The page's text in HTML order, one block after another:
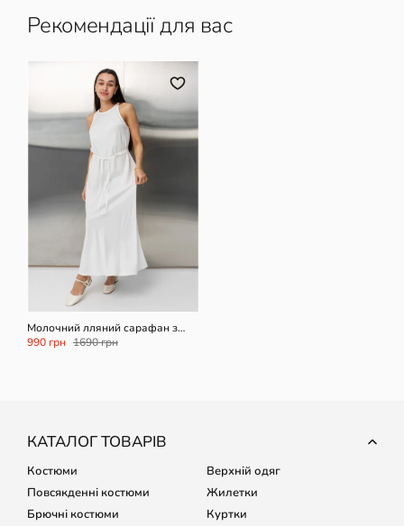
Рекомендації для вас
XL
Молочний лляний сарафан з
поясом
990 грн 1690 грн
КАТАЛОГ ТОВАРІВ
Костюми
Повсякденні костюми
Брючні костюми
Верхній одяг
Жилетки
Куртки